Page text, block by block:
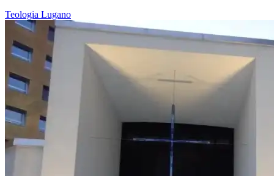
Teologia Lugano